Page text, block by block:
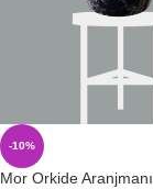
-10%
Mor Orkide Aranjmanı